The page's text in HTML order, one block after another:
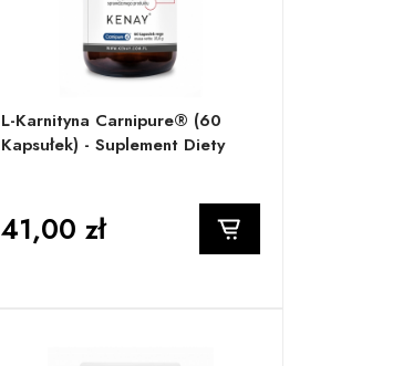
L-Karnityna Carnipure® (60
Kapsułek) - Suplement Diety
41,00 zł